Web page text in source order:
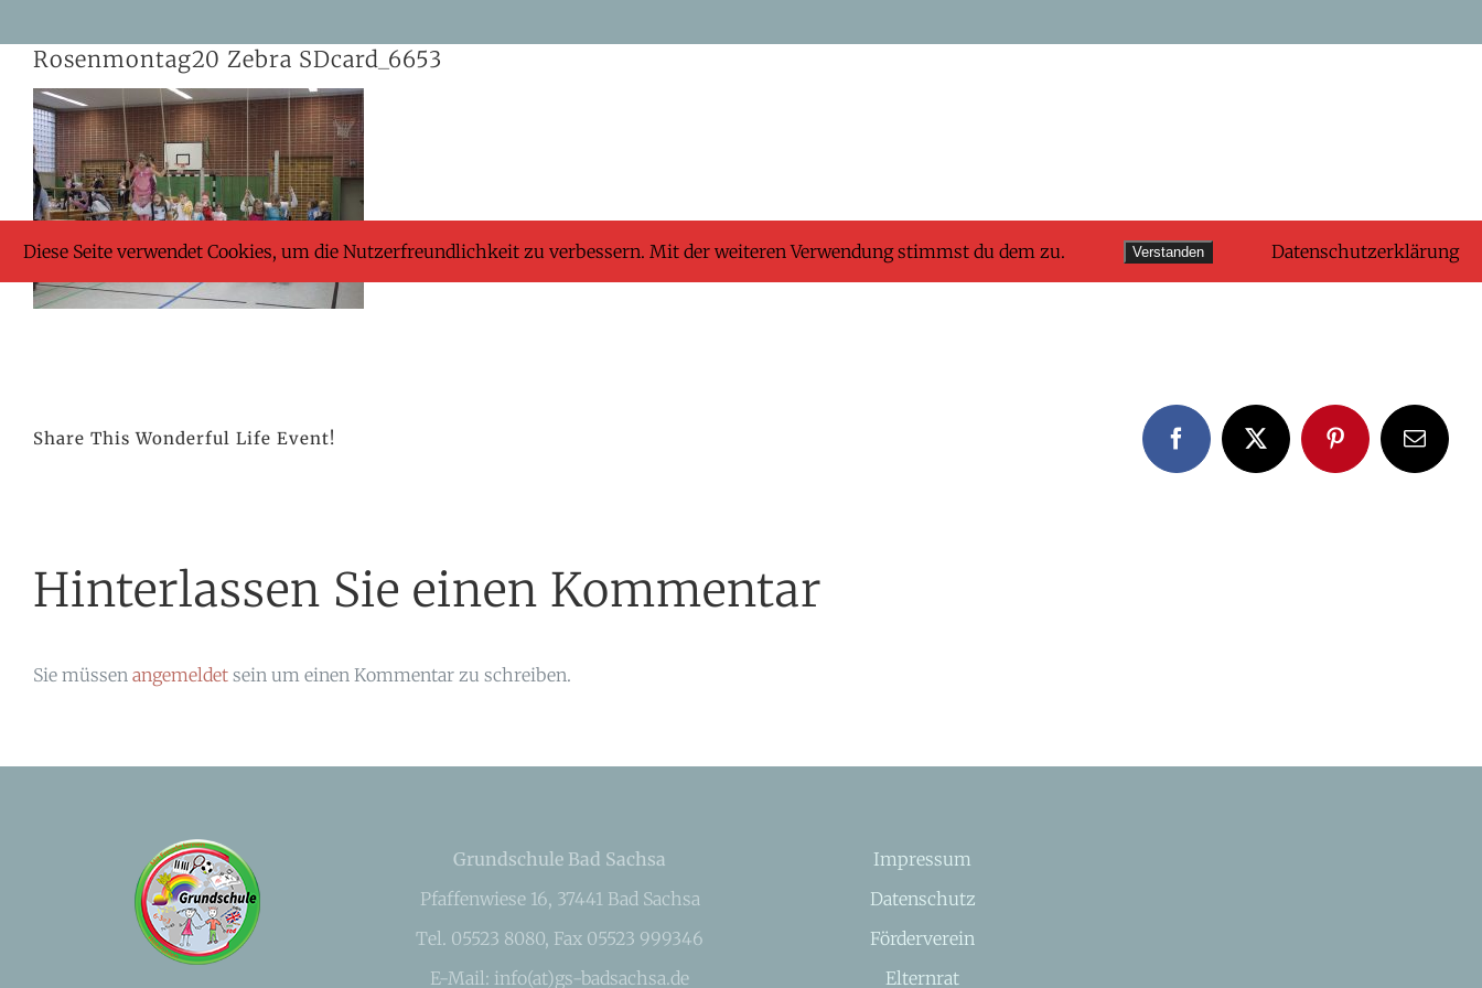
content
Rosenmontag20 Zebra SDcard_6653
Share This Wonderful Life Event! FacebookX PinterestE-
Mail
Hinterlassen Sie einen Kommentar
Sie müssen angemeldet sein um einen Kommentar zu schreiben.
Grundschule Bad Sachsa
Pfaffenwiese 16, 37441 Bad Sachsa
Tel. 05523 8080, Fax 05523 999346
E-Mail: info(at)gs-badsachsa.de
Impressum
Datenschutz
Förderverein
Elternrat
Diese Seite verwendet Cookies, um die Nutzerfreundlichkeit zu verbessern. Mit der weiteren Verwendung stimmst du dem zu. Verstanden Datenschutzerklärung